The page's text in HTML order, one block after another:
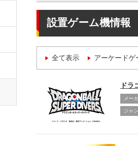
設置ゲーム機情報
全て表示 アーケードゲ
ドラ
メー